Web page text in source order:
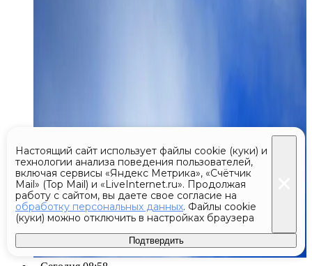
Настоящий сайт использует файлы cookie (куки) и
технологии анализа поведения пользователей,
включая сервисы «Яндекс Метрика», «Счётчик
Mail» (Top Mail) и «LiveInternet.ru». Продолжая
работу с сайтом, вы даете свое согласие на
обработку персональных данных. Файлы cookie
(куки) можно отключить в настройках браузера
Подтвердить